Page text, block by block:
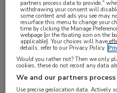
Een oplossing voor de
Aandachtsgebieden:
,Virale infecties
partners process data to provide,"
withdrawing your consent will
some content and ads you see may
resurface this menu to change your
time by clicking the Manage
webpage [or the floating icon on the
applicable]. Your choices will have
details, refer to our Privacy Policy.
Would you rather not? Then we only
cookies, these do not record any data
We and our partners
Use precise geolocation data. Actively